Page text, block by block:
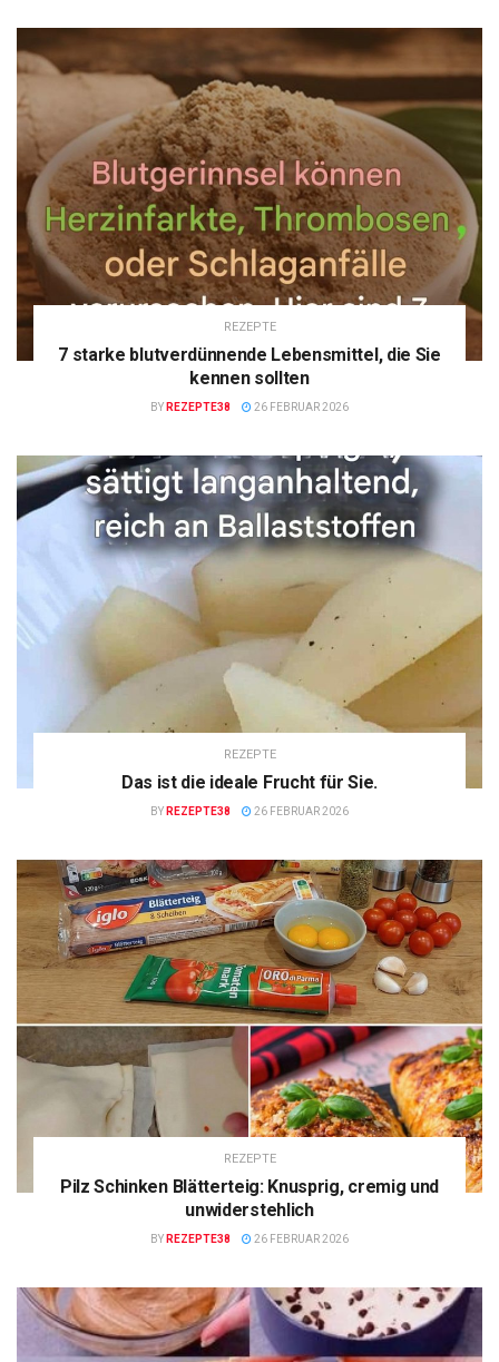
REZEPTE
7 starke blutverdünnende Lebensmittel, die Sie
kennen sollten
BY REZEPTE38 26 FEBRUAR 2026
REZEPTE
Das ist die ideale Frucht für Sie.
BY REZEPTE38 26 FEBRUAR 2026
REZEPTE
Pilz Schinken Blätterteig: Knusprig, cremig und
unwiderstehlich
BY REZEPTE38 26 FEBRUAR 2026